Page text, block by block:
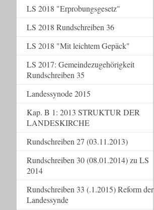
LS 2018 "Erprobungsgesetz"
LS 2018 Rundschreiben 36
LS 2018 "Mit leichtem Gepäck"
LS 2017: Gemeindezugehörigkeit
Rundschreiben 35
Landessynode 2015
Kap. B 1: 2013 STRUKTUR DER
LANDESKIRCHE
Rundschreiben 27 (03.11.2013)
Rundschreiben 30 (08.01.2014) zu LS
2014
Rundschreiben 33 (.1.2015) Reform der
Landessynde